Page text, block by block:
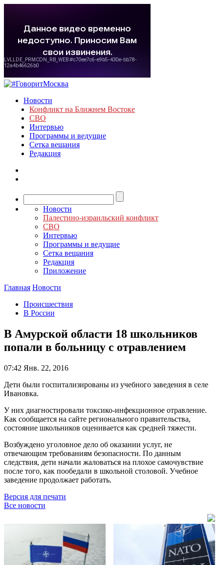
Новости
Конфликт на Ближнем Востоке
СВО
Интервью
Программы и ведущие
Сетка вещания
Редакция
Новости
Палестино-израильский конфликт
СВО
Интервью
Программы и ведущие
Сетка вещания
Редакция
Приложение
Главная Новости
Происшествия
В России
В Амурской области 18 школьников
попали в больницу с отравлением
07:42 Янв. 22, 2016
Дети были госпитализированы из учебного заведения в селе
Ивановка.
У них диагностировали токсико-инфекционное отравление.
Как сообщается на сайте регионального правительства,
состояние школьников оценивается как средней тяжести.
Возбуждено уголовное дело об оказании услуг, не
отвечающим требованиям безопасности. По данным
следствия, дети начали жаловаться на плохое самочувствие
после того, как пообедали в школьной столовой. Учебное
заведение продолжает работать.
Версия для печати
Все новости